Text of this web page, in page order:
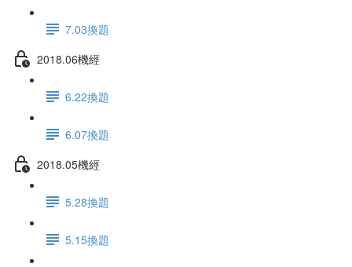
7.03換題
2018.06機經
6.22換題
6.07換題
2018.05機經
5.28換題
5.15換題